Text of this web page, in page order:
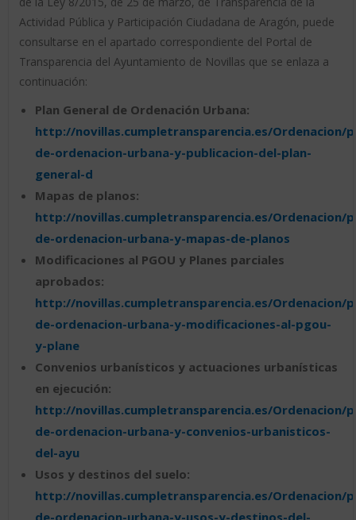
Actividad Pública y Participación Ciudadana de Aragón, puede
consultarse en el apartado correspondiente del Portal de
Transparencia del Ayuntamiento de Novillas que se enlaza a
continuación:
Plan General de Ordenación Urbana:
http://novillas.cumpletransparencia.es/Ordenacion/
de-ordenacion-urbana-y-publicacion-del-plan-
general-d
Mapas de planos:
http://novillas.cumpletransparencia.es/Ordenacion/
de-ordenacion-urbana-y-mapas-de-planos
Modificaciones al PGOU y Planes parciales
aprobados:
http://novillas.cumpletransparencia.es/Ordenacion/
de-ordenacion-urbana-y-modificaciones-al-pgou-
y-plane
Convenios urbanísticos y actuaciones urbanísticas
en ejecución:
http://novillas.cumpletransparencia.es/Ordenacion/
de-ordenacion-urbana-y-convenios-urbanisticos-
del-ayu
Usos y destinos del suelo:
http://novillas.cumpletransparencia.es/Ordenacion/